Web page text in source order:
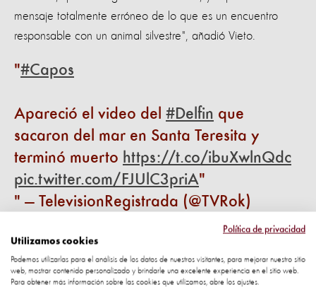
mensaje totalmente erróneo de lo que es un encuentro
responsable con un animal silvestre", añadió Vieto.
#Capos
Apareció el video del #Delfin que
sacaron del mar en Santa Teresita y
terminó muerto https://t.co/ibuXwlnQdc
pic.twitter.com/FJUlC3priA
— TelevisionRegistrada (@TVRok)
El encontrar un delfín bebé en la orilla de la playa suele
significar que su madre murió. Regresarlo al océano es lo
Política de privacidad
Utilizamos cookies
Podemos utilizarlas para el análisis de los datos de nuestros visitantes, para mejorar nuestro sitio
web, mostrar contenido personalizado y brindarle una excelente experiencia en el sitio web.
Para obtener más información sobre las cookies que utilizamos, abre los ajustes.